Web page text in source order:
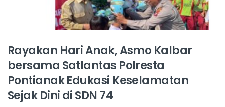
Rayakan Hari Anak, Asmo Kalbar
bersama Satlantas Polresta
Pontianak Edukasi Keselamatan
Sejak Dini di SDN 74